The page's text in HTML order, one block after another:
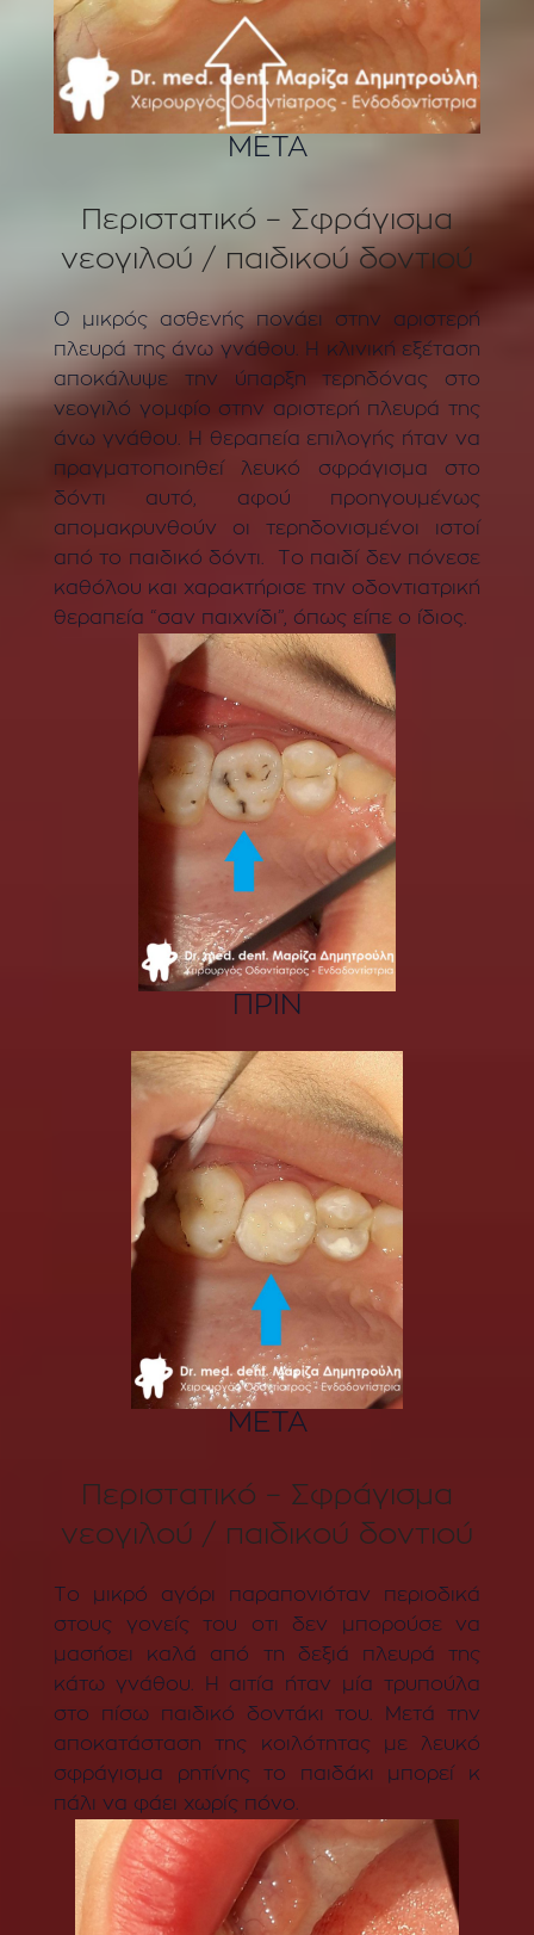
ΜΕΤΑ
Περιστατικό – Σφράγισμα
νεογιλού / παιδικού δοντιού
Ο μικρός ασθενής πονάει στην αριστερή
πλευρά της άνω γνάθου. Η κλινική εξέταση
αποκάλυψε την ύπαρξη τερηδόνας στο
νεογιλό γομφίο στην αριστερή πλευρά της
άνω γνάθου. Η θεραπεία επιλογής ήταν να
πραγματοποιηθεί λευκό σφράγισμα στο
δόντι αυτό, αφού προηγουμένως
απομακρυνθούν οι τερηδονισμένοι ιστοί
από το παιδικό δόντι. Το παιδί δεν πόνεσε
καθόλου και χαρακτήρισε την οδοντιατρική
θεραπεία “σαν παιχνίδι”, όπως είπε ο ίδιος.
ΠΡΙΝ
ΜΕΤΑ
Περιστατικό – Σφράγισμα
νεογιλού / παιδικού δοντιού
Το μικρό αγόρι παραπονιόταν περιοδικά
στους γονείς του οτι δεν μπορούσε να
μασήσει καλά από τη δεξιά πλευρά της
κάτω γνάθου. Η αιτία ήταν μία τρυπούλα
στο πίσω παιδικό δοντάκι του. Μετά την
αποκατάσταση της κοιλότητας με λευκό
σφράγισμα ρητίνης το παιδάκι μπορεί κ
πάλι να φάει χωρίς πόνο.